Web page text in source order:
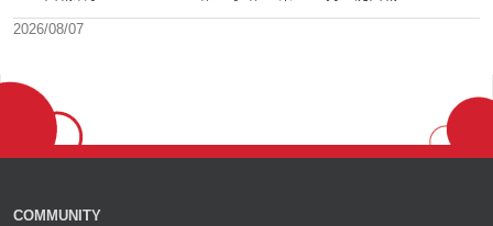
2026/08/07
COMMUNITY